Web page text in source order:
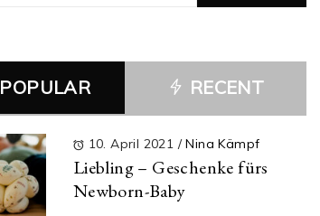
POPULAR RECENT
10. April 2021 / Nina Kämpf
Liebling – Geschenke fürs
Newborn-Baby